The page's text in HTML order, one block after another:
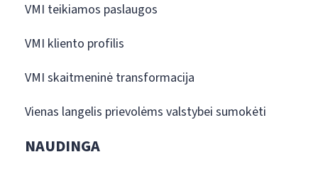
VMI teikiamos paslaugos
VMI kliento profilis
VMI skaitmeninė transformacija
Vienas langelis prievolėms valstybei sumokėti
NAUDINGA